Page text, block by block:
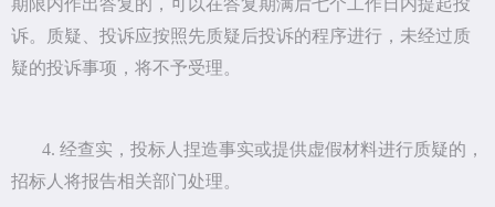
期限内作出答复的，可以在答复期满后七个工作日内提起投
诉。质疑、投诉应按照先质疑后投诉的程序进行，未经过质
疑的投诉事项，将不予受理。
4. 经查实，投标人捏造事实或提供虚假材料进行质疑的，
招标人将报告相关部门处理。